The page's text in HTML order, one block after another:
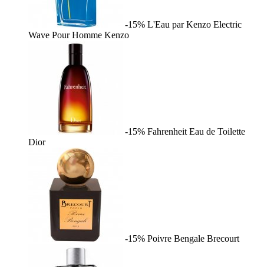
-15% L'Eau par Kenzo Electric
Wave Pour Homme Kenzo
-15% Fahrenheit Eau de Toilette
Dior
-15% Poivre Bengale Brecourt